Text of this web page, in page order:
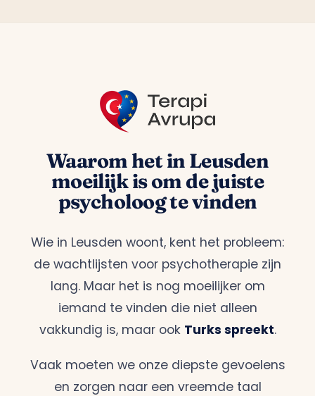
Waarom het in Leusden
moeilijk is om de juiste
psycholoog te vinden
Wie in Leusden woont, kent het probleem:
de wachtlijsten voor psychotherapie zijn
lang. Maar het is nog moeilijker om
iemand te vinden die niet alleen
vakkundig is, maar ook Turks spreekt.
Vaak moeten we onze diepste gevoelens
en zorgen naar een vreemde taal